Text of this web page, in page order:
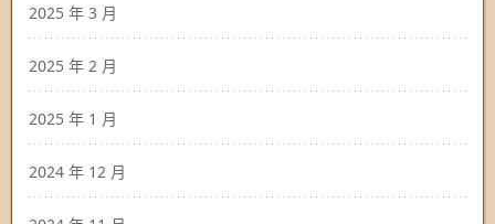
2025 年 3 月
2025 年 2 月
2025 年 1 月
2024 年 12 月